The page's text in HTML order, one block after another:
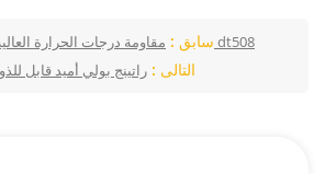
سابق : مقاومة درجات الحرارة العالية راتنج البولياميد dt508
التالى : راتينج بولي أميد قابل